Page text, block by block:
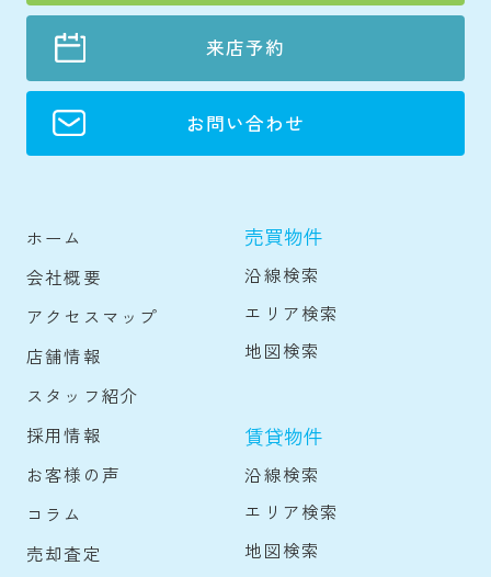
来店予約
お問い合わせ
ホーム
会社概要
アクセスマップ
店舗情報
スタッフ紹介
採用情報
お客様の声
コラム
売却査定
売買物件
沿線検索
エリア検索
地図検索
賃貸物件
沿線検索
エリア検索
地図検索